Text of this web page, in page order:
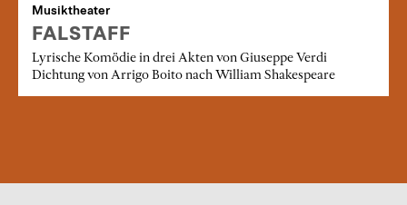
Musiktheater
FALSTAFF
Lyrische Komödie in drei Akten von Giuseppe Verdi
Dichtung von Arrigo Boito nach William Shakespeare